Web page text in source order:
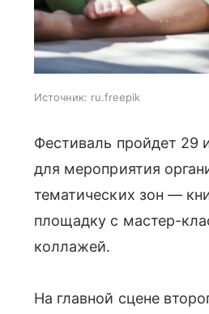
Источник: ru.freepik
Фестиваль пройдет 29
для мероприятия
тематических зон —
площадку с мастер-
коллажей.
На главной сцене